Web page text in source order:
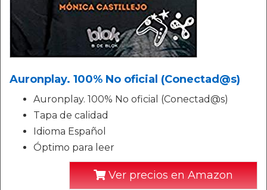
Auronplay. 100% No oficial (Conectad@s)
Auronplay. 100% No oficial (Conectad@s)
Tapa de calidad
Idioma Español
Óptimo para leer
Ver precios en Amazon